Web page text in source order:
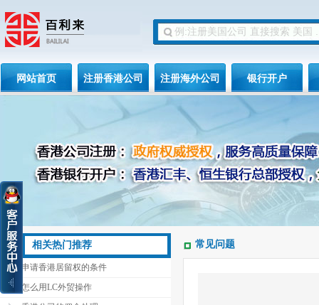
网站首页 注册香港公司 注册海外公司 银行开户
相关热门推荐
申请香港居留权的条件
怎么用LC外贸操作
常见问题